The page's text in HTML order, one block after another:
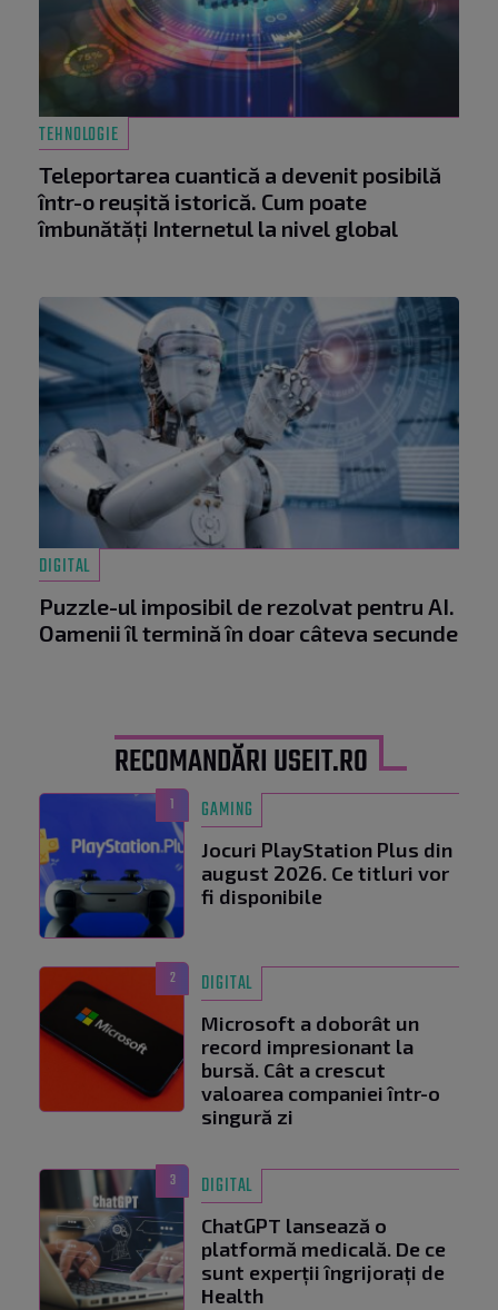
TEHNOLOGIE
Teleportarea cuantică a devenit posibilă
într-o reușită istorică. Cum poate
îmbunătăți Internetul la nivel global
DIGITAL
Puzzle-ul imposibil de rezolvat pentru AI.
Oamenii îl termină în doar câteva secunde
RECOMANDĂRI USEIT.RO
1 GAMING
Jocuri PlayStation Plus din
august 2026. Ce titluri vor
fi disponibile
2 DIGITAL
Microsoft a doborât un
record impresionant la
bursă. Cât a crescut
valoarea companiei într-o
singură zi
3 DIGITAL
ChatGPT lansează o
platformă medicală. De ce
sunt experții îngrijorați de
Health